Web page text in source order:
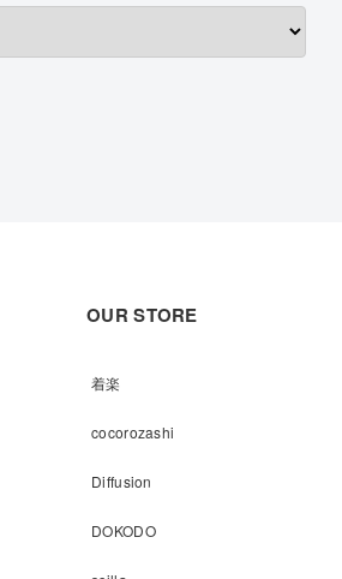
OUR STORE
着楽
cocorozashi
Diffusion
DOKODO